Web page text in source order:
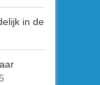
in de